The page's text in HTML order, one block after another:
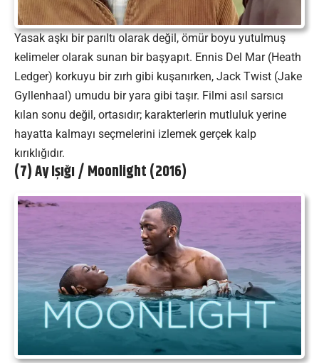
Yasak aşkı bir parıltı olarak değil, ömür boyu yutulmuş
kelimeler olarak sunan bir başyapıt. Ennis Del Mar (Heath
Ledger) korkuyu bir zırh gibi kuşanırken, Jack Twist (Jake
Gyllenhaal) umudu bir yara gibi taşır. Filmi asıl sarsıcı
kılan sonu değil, ortasıdır; karakterlerin mutluluk yerine
hayatta kalmayı seçmelerini izlemek gerçek kalp
kırıklığıdır.
(7) Ay Işığı / Moonlight (2016)